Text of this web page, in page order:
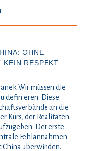
OHNE
KEIN RESPEKT
Wir müssen die
definieren. Diese
an die
Kurs, der Realitäten
Der erste
Fehlannahmen
überwinden.